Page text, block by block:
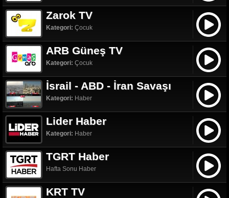
Zarok TV
Kategori: Çocuk
ARB Güneş TV
Kategori: Çocuk
İsrail - ABD - İran Savaşı
Kategori: Haber
Lider Haber
Kategori: Haber
TGRT Haber
Hafta Sonu Haber
KRT TV